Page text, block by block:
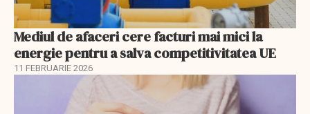
Mediul de afaceri cere facturi mai mici la
energie pentru a salva competitivitatea UE
11 FEBRUARIE 2026